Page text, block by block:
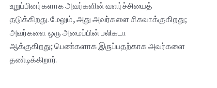
உறுப்பினர்களாக அவர்களின் வளர்ச்சியைத்
தடுக்கிறது. மேலும், அது அவர்களை சிசுவாக்குகிறது;
அவர்களை ஒரு அமைப்பின் பலிகடா
ஆக்குகிறது; பெண்களாக இருப்பதற்காக அவர்களை
தண்டிக்கிறார்.